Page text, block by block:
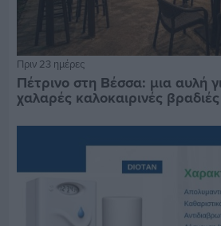
Πριν 23 ημέρες
Πέτρινο στη Βέσσα: μια αυλή
χαλαρές καλοκαιρινές βραδιές